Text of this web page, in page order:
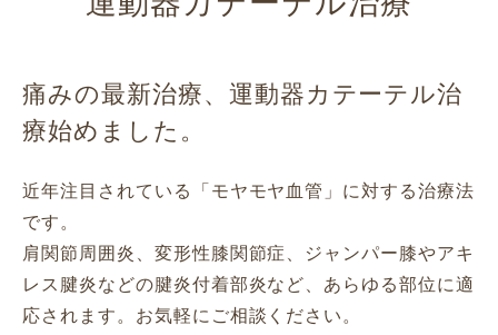
痛みの最新治療、 運動器カテーテル治
療始めました。
近年注目されている「モヤモヤ血管」に対する治療法
です。
肩関節周囲炎、変形性膝関節症、ジャンパー膝やアキ
レス腱炎などの腱炎付着部炎など、あらゆる部位に適
応されます。 お気軽にご相談ください。